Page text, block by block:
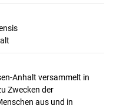
Anhalt versammelt in
Zwecken der
aus und in